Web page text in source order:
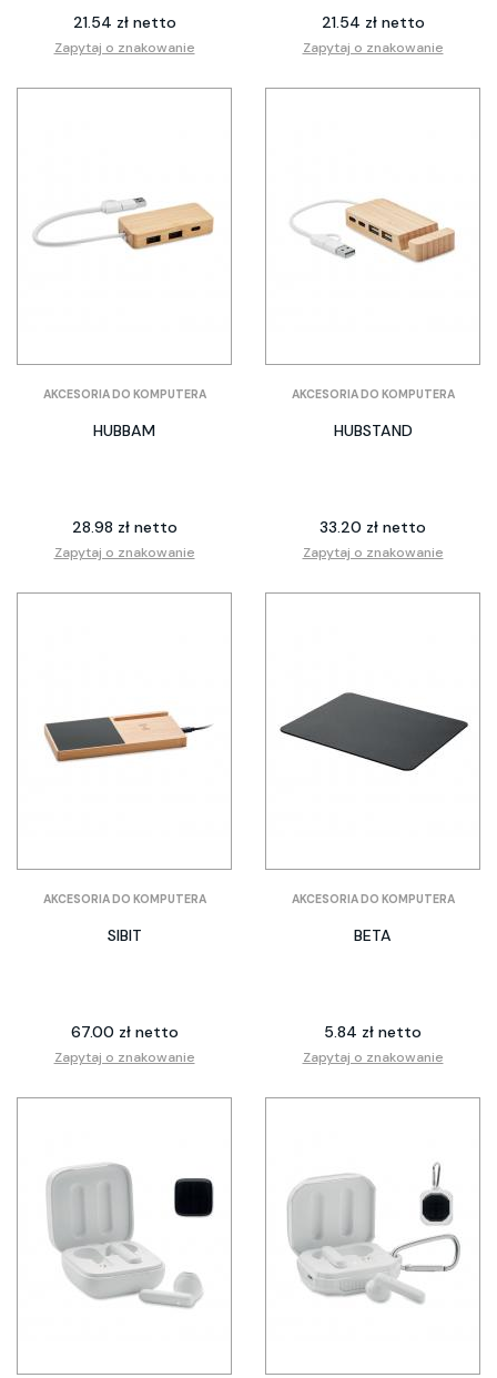
21.54 zł netto
Zapytaj o znakowanie
21.54 zł netto
Zapytaj o znakowanie
AKCESORIA DO KOMPUTERA
HUBBAM
28.98 zł netto
Zapytaj o znakowanie
AKCESORIA DO KOMPUTERA
HUBSTAND
33.20 zł netto
Zapytaj o znakowanie
AKCESORIA DO KOMPUTERA
SIBIT
67.00 zł netto
Zapytaj o znakowanie
AKCESORIA DO KOMPUTERA
BETA
5.84 zł netto
Zapytaj o znakowanie